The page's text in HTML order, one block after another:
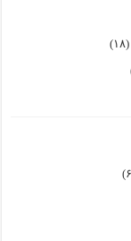
(۱۸)